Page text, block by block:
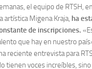
el equipo de RTSH,
artística Migena Kraja, ha
de inscripciones.
que hay en nuestro
reciente entrevista para
tienen voces increíbles,